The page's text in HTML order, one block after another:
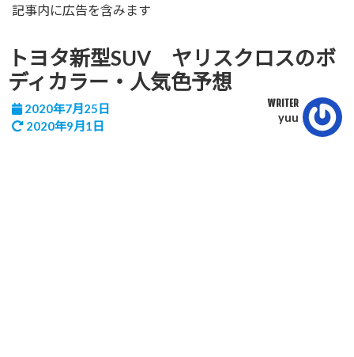
記事内に広告を含みます
トヨタ新型SUV ヤリスクロスのボ
ディカラー・人気色予想
2020年7月25日
2020年9月1日
WRITER
yuu